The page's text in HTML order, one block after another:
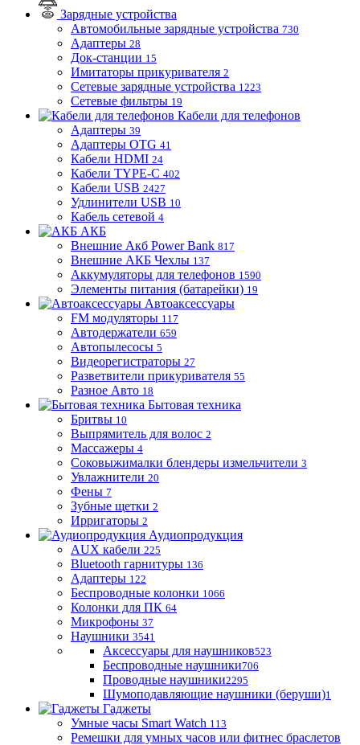
Зарядные устройства
Автомобильные зарядные устройства 730
Адаптеры 28
Док-станции 15
Имитаторы прикуривателя 2
Сетевые зарядные устройства 1223
Сетевые фильтры 19
Кабели для телефонов
Адаптеры 39
Адаптеры OTG 41
Кабели HDMI 24
Кабели TYPE-C 402
Кабели USB 2427
Удлинители USB 10
Кабель сетевой 4
АКБ
Внешние Акб Power Bank 817
Внешние АКБ Чехлы 137
Аккумуляторы для телефонов 1590
Элементы питания (батарейки) 19
Автоаксессуары
FM модуляторы 117
Автодержатели 659
Автопылесосы 5
Видеорегистраторы 27
Разветвители прикуривателя 55
Разное Авто 18
Бытовая техника
Бритвы 10
Выпрямитель для волос 2
Массажеры 4
Соковыжималки блендеры измельчители 3
Увлажнители 20
Фены 7
Зубные щетки 2
Ирригаторы 2
Аудиопродукция
AUX кабели 225
Bluetooth гарнитуры 136
Адаптеры 122
Беспроводные колонки 1066
Колонки для ПК 64
Микрофоны 37
Наушники 3541
Аксессуары для наушников523
Беспроводные наушники706
Проводные наушники2295
Шумоподавляющие наушники (беруши)1
Гаджеты
Умные часы Smart Watch 113
Ремешки для умных часов или фитнес браслетов